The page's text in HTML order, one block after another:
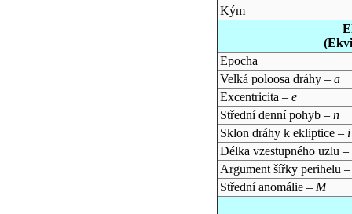
Kým
Epocha
Velká poloosa dráhy – a
Excentricita – e
Střední denní pohyb – n
Sklon dráhy k ekliptice – i
Délka vzestupného uzlu –
Argument šířky perihelu
Střední anomálie – M